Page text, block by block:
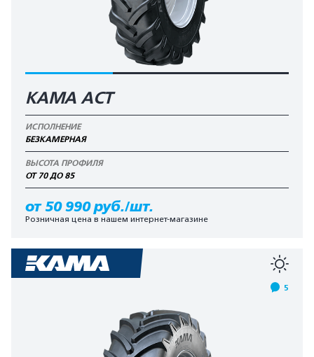
КАМА AСT
ИСПОЛНЕНИЕ
БЕЗКАМЕРНАЯ
ВЫСОТА ПРОФИЛЯ
ОТ 70 ДО 85
от 50 990 руб./шт.
Розничная цена в нашем интернет-магазине
5